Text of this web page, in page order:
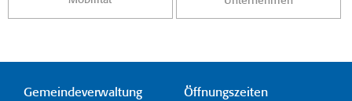
Gemeindeverwaltung
Öffnungszeiten